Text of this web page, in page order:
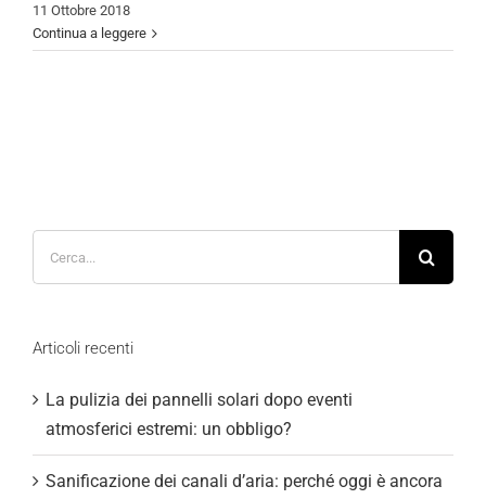
11 Ottobre 2018
Continua a leggere
Articoli recenti
La pulizia dei pannelli solari dopo eventi
atmosferici estremi: un obbligo?
Sanificazione dei canali d’aria: perché oggi è ancora